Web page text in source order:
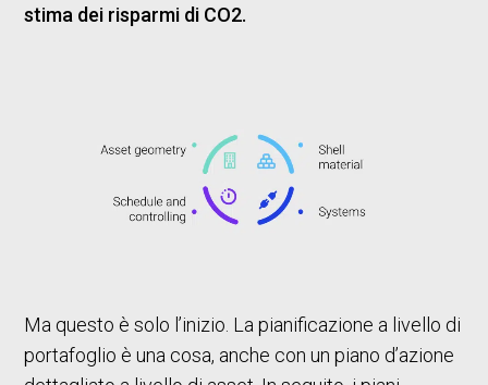
stima dei risparmi di CO2.
Ma questo è solo l’inizio. La pianificazione a livello di
portafoglio è una cosa, anche con un piano d’azione